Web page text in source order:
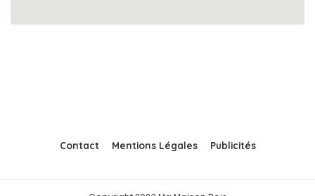
Contact Mentions Légales Publicités